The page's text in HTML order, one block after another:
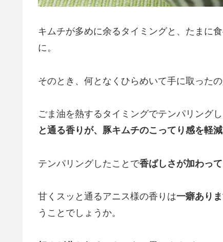
キムチが多めに余るタイミングと、たまに
に。
そのとき、何となくひらめいて手に取った
ごま油を熱するタイミングでテンパリング
と通る香りが、豚キムチのこってり感を軽
テンパリングしたことで香ばしさが加わっ
甘くスッと通るアニス様の香りは一癖あり
うことでしょうか。